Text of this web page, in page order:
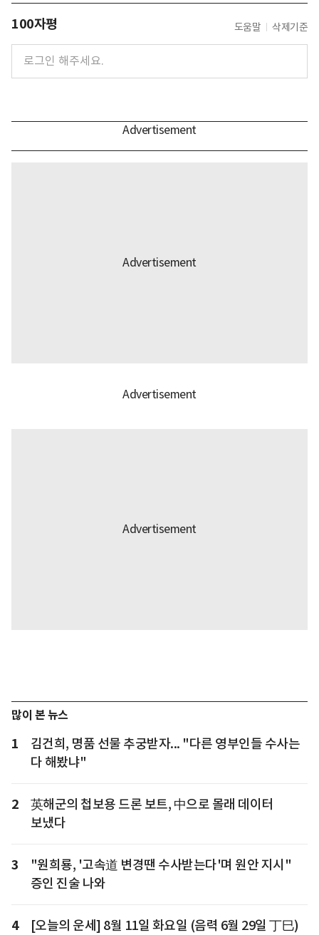
100자평 도움말 삭제기준
많이 본 뉴스
1
김건희, 명품 선물 추궁받자... "다른 영부인들 수사는
다 해봤냐"
2
英해군의 첩보용 드론 보트, 中으로 몰래 데이터
보냈다
3
"원희룡, '고속道 변경땐 수사받는다'며 원안 지시"
증인 진술 나와
4 [오늘의 운세] 8월 11일 화요일 (음력 6월 29일 丁巳)